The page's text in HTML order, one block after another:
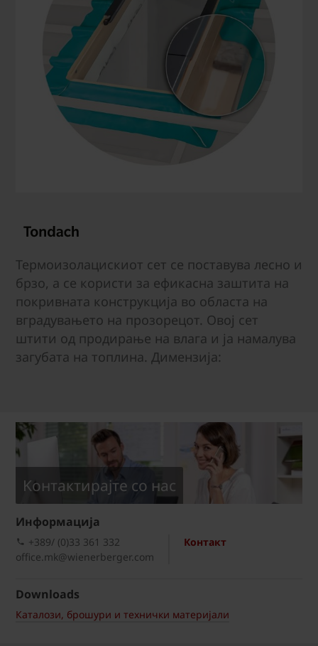
Термоизолацискиот сет се поставува лесно и
брзо, а се користи за ефикасна заштита на
покривната конструкција во областа на
вградувањето на прозорецот. Овој сет
штити од продирање на влага и ја намалува
загубата на топлина. Димензија:
Kонтактирајте со нас
Информациja
Контакт
+389/ (0)33 361 332
office.mk@wienerberger.com
Downloads
Каталози, брошури и технички материјали